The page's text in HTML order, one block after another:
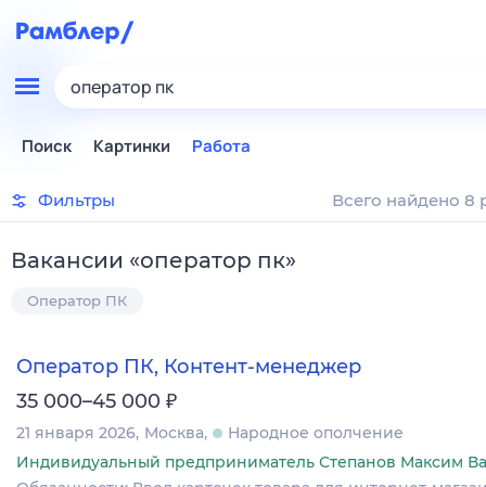
оператор пк
Поиск Картинки Работа
Фильтры Всего найдено 8
Вакансии «оператор пк»
Оператор ПК
Оператор ПК, Контент-менеджер
35 000–45 000 ₽
21 января 2026 Москва
Народное ополчение
Индивидуальный предприниматель Степанов Максим